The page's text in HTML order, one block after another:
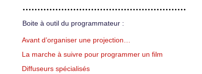
Boite à outil du programmateur :
Avant d’organiser une projection…
La marche à suivre pour programmer un film
Diffuseurs spécialisés